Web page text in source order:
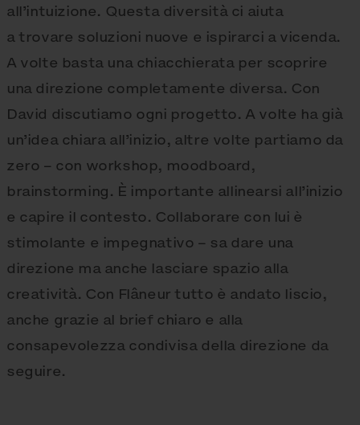
all’intuizione. Questa diversità ci aiuta
a trovare soluzioni nuove e ispirarci a vicenda.
A volte basta una chiacchierata per scoprire
una direzione completamente diversa. Con
David discutiamo ogni progetto. A volte ha già
un’idea chiara all’inizio, altre volte partiamo da
zero – con workshop, moodboard,
brainstorming. È importante allinearsi all’inizio
e capire il contesto. Collaborare con lui è
stimolante e impegnativo – sa dare una
direzione ma anche lasciare spazio alla
creatività. Con Flâneur tutto è andato liscio,
anche grazie al brief chiaro e alla
consapevolezza condivisa della direzione da
seguire.